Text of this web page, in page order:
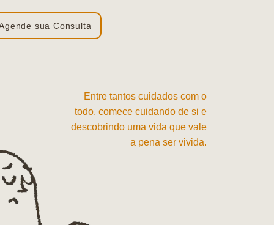
sua Consulta
Entre tantos cuidados com o
todo, comece cuidando de si e
descobrindo uma vida que vale
a pena ser vivida.